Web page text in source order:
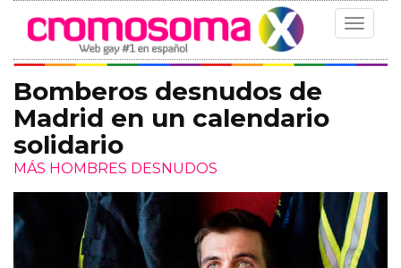
Toggle
Bomberos desnudos de
Madrid en un calendario
solidario
MÁS HOMBRES DESNUDOS